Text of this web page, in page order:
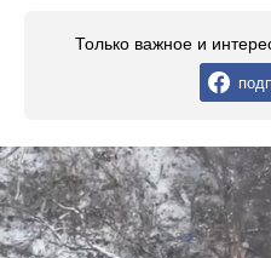
Только важное и